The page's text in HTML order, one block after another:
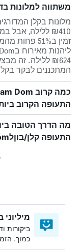
משתווה למלונות בדירוג 3
זמין ב51%
המתכננים לבקר
התעופה הקרוב
מה הדרך הטובה
התעופה קלן/בוןלCerano City Hotel Köln am Dom?
מיליוני
ביקורות
כמוך.